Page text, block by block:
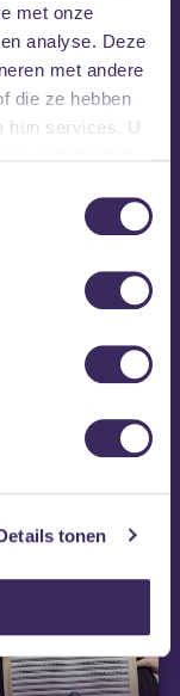
met onze
analyse. Deze
met andere
die ze hebben
hun services. U
tonen